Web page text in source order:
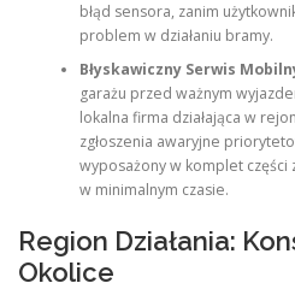
błąd sensora, zanim
problem w działaniu bramy.
Błyskawiczny Serwis
garażu przed ważnym
lokalna firma działająca w
zgłoszenia awaryjne
wyposażony w komplet części
w minimalnym czasie.
Region Działania:
Okolice